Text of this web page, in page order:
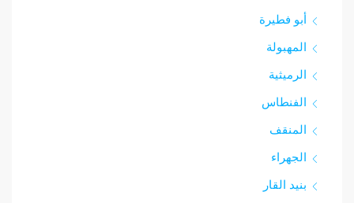
أبو فطيرة
المهبولة
الرميثية
الفنطاس
المنقف
الجهراء
بنيد القار